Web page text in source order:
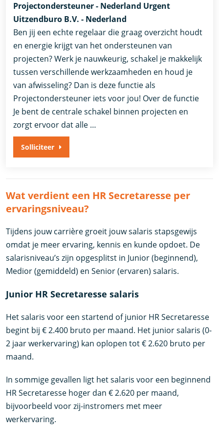
Projectondersteuner - Nederland Urgent
Uitzendburo B.V. - Nederland
Ben jij een echte regelaar die graag overzicht houdt
en energie krijgt van het ondersteunen van
projecten? Werk je nauwkeurig, schakel je makkelijk
tussen verschillende werkzaamheden en houd je
van afwisseling? Dan is deze functie als
Projectondersteuner iets voor jou! Over de functie
Je bent de centrale schakel binnen projecten en
zorgt ervoor dat alle …
Solliciteer
Wat verdient een HR Secretaresse per
ervaringsniveau?
Tijdens jouw carrière groeit jouw salaris stapsgewijs
omdat je meer ervaring, kennis en kunde opdoet. De
salarisniveau’s zijn opgesplitst in Junior (beginnend),
Medior (gemiddeld) en Senior (ervaren) salaris.
Junior HR Secretaresse salaris
Het salaris voor een startend of junior HR Secretaresse
begint bij € 2.400 bruto per maand. Het junior salaris (0-
2 jaar werkervaring) kan oplopen tot € 2.620 bruto per
maand.
In sommige gevallen ligt het salaris voor een beginnend
HR Secretaresse hoger dan € 2.620 per maand,
bijvoorbeeld voor zij-instromers met meer
werkervaring.